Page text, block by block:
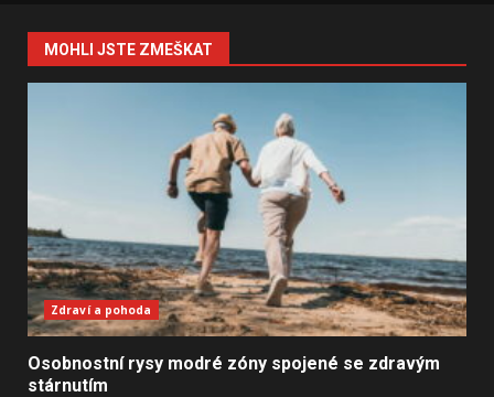
MOHLI JSTE ZMEŠKAT
Zdraví a pohoda
Osobnostní rysy modré zóny spojené se zdravým
stárnutím